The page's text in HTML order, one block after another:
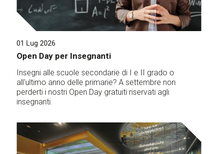
01 Lug 2026
Open Day per Insegnanti
Insegni alle scuole secondarie di I e II grado o
all'ultimo anno delle primarie? A settembre non
perderti i nostri Open Day gratuiti riservati agli
insegnanti.